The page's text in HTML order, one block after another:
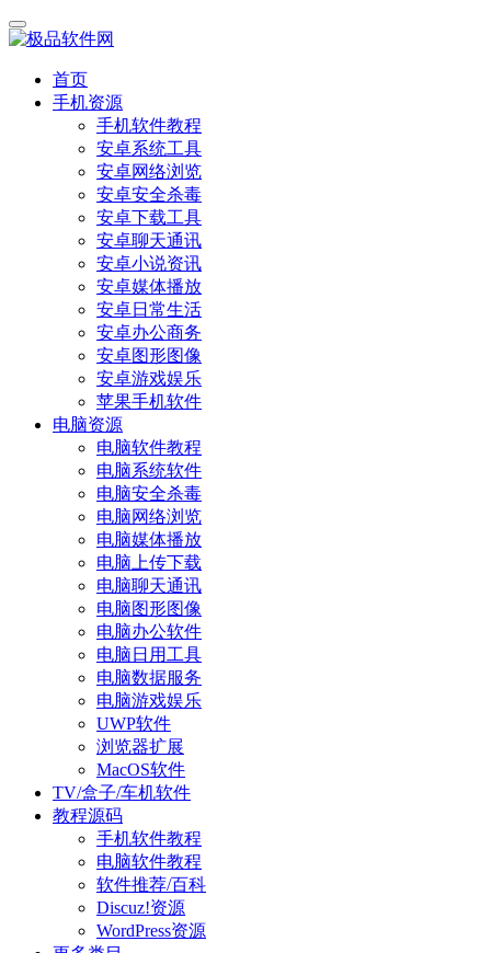
首页
手机资源
手机软件教程
安卓系统工具
安卓网络浏览
安卓安全杀毒
安卓下载工具
安卓聊天通讯
安卓小说资讯
安卓媒体播放
安卓日常生活
安卓办公商务
安卓图形图像
安卓游戏娱乐
苹果手机软件
电脑资源
电脑软件教程
电脑系统软件
电脑安全杀毒
电脑网络浏览
电脑媒体播放
电脑上传下载
电脑聊天通讯
电脑图形图像
电脑办公软件
电脑日用工具
电脑数据服务
电脑游戏娱乐
UWP软件
浏览器扩展
MacOS软件
TV/盒子/车机软件
教程源码
手机软件教程
电脑软件教程
软件推荐/百科
Discuz!资源
WordPress资源